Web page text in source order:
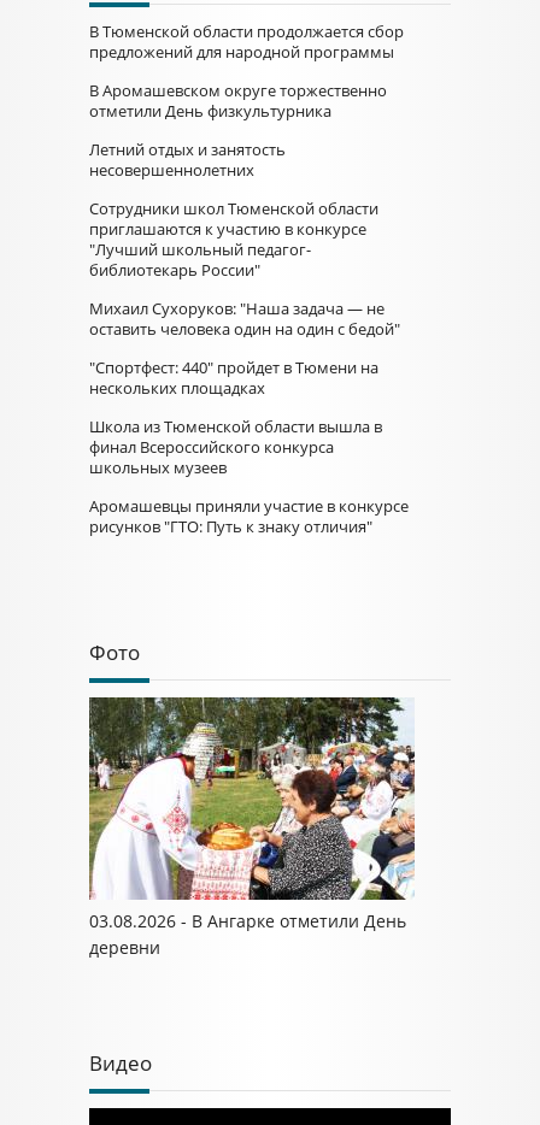
В Тюменской области продолжается сбор
предложений для народной программы
В Аромашевском округе торжественно
отметили День физкультурника
Летний отдых и занятость
несовершеннолетних
Сотрудники школ Тюменской области
приглашаются к участию в конкурсе
"Лучший школьный педагог-
библиотекарь России"
Михаил Сухоруков: "Наша задача — не
оставить человека один на один с бедой"
"Спортфест: 440" пройдет в Тюмени на
нескольких площадках
Школа из Тюменской области вышла в
финал Всероссийского конкурса
школьных музеев
Аромашевцы приняли участие в конкурсе
рисунков "ГТО: Путь к знаку отличия"
Фото
03.08.2026 - В Ангарке отметили День
деревни
Видео